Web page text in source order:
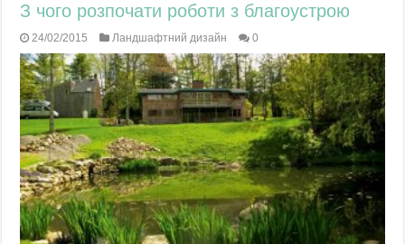
З чого розпочати роботи з благоустрою
24/02/2015 Ландшафтний дизайн 0